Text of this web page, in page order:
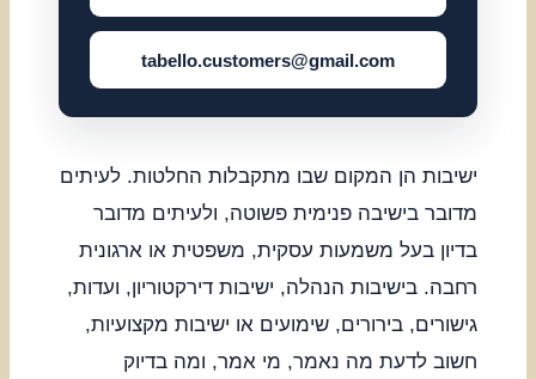
tabello.customers@gmail.com
ישיבות הן המקום שבו מתקבלות החלטות. לעיתים
מדובר בישיבה פנימית פשוטה, ולעיתים מדובר
בדיון בעל משמעות עסקית, משפטית או ארגונית
רחבה. בישיבות הנהלה, ישיבות דירקטוריון, ועדות,
גישורים, בירורים, שימועים או ישיבות מקצועיות,
חשוב לדעת מה נאמר, מי אמר, ומה בדיוק